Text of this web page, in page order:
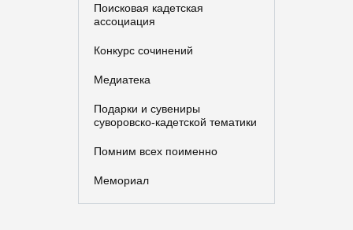
Поисковая кадетская
ассоциация
Конкурс сочинений
Медиатека
Подарки и сувениры
суворовско-кадетской тематики
Помним всех поименно
Мемориал